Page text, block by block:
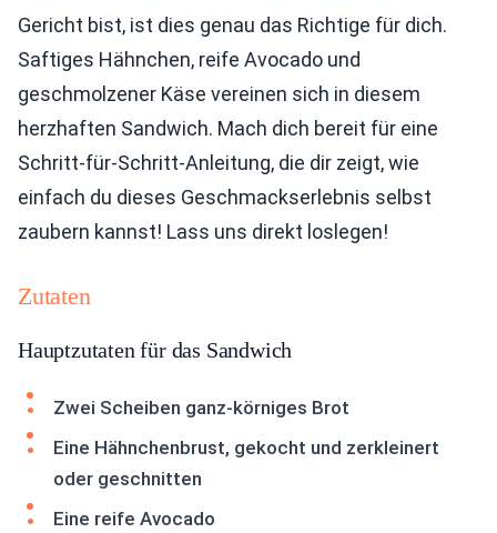
Gericht bist, ist dies genau das Richtige für dich.
Saftiges Hähnchen, reife Avocado und
geschmolzener Käse vereinen sich in diesem
herzhaften Sandwich. Mach dich bereit für eine
Schritt-für-Schritt-Anleitung, die dir zeigt, wie
einfach du dieses Geschmackserlebnis selbst
zaubern kannst! Lass uns direkt loslegen!
Zutaten
Hauptzutaten für das Sandwich
Zwei Scheiben ganz-körniges Brot
Eine Hähnchenbrust, gekocht und zerkleinert
oder geschnitten
Eine reife Avocado